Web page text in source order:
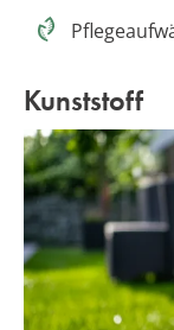
Kunststoff